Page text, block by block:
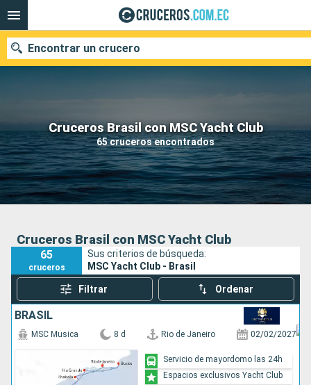
Cruceros Brasil con MSC Yacht Club
65 cruceros encontrados
Encontrar un crucero
Nuestros destinos
Fecha de salida
Puertos Compañías
Cruceros Brasil con MSC Yacht Club
65
cruceros
Sus criterios de búsqueda:
MSC Yacht Club - Brasil
Filtrar Ordenar
BRASIL
MSC Musica 8 d Rio de Janeiro 02/02/2027
Servicio de mayordomo las 24h
Espacios exclusivos Yacht Club